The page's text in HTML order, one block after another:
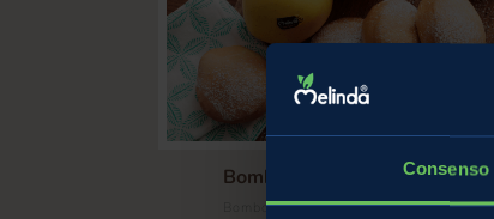
Consenso
Bomboloni al Forno con Golden
Bombolone Mele/Bombolone al Forno